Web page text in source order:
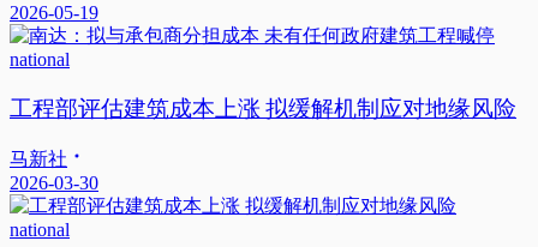
2026-05-19
national
工程部评估建筑成本上涨 拟缓解机制应对地缘风险
马新社
2026-03-30
national